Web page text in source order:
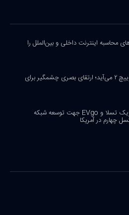
محاسبه اینترنت داخلی و بین‌الملل را
ماینکرفت به سوییچ ۲ می‌آید؛ ارتقای بصری چشمگیر برای
همکاری استراتژیک تسلا و EVgo جهت توسعه شبکه
چهارم در آمریکا